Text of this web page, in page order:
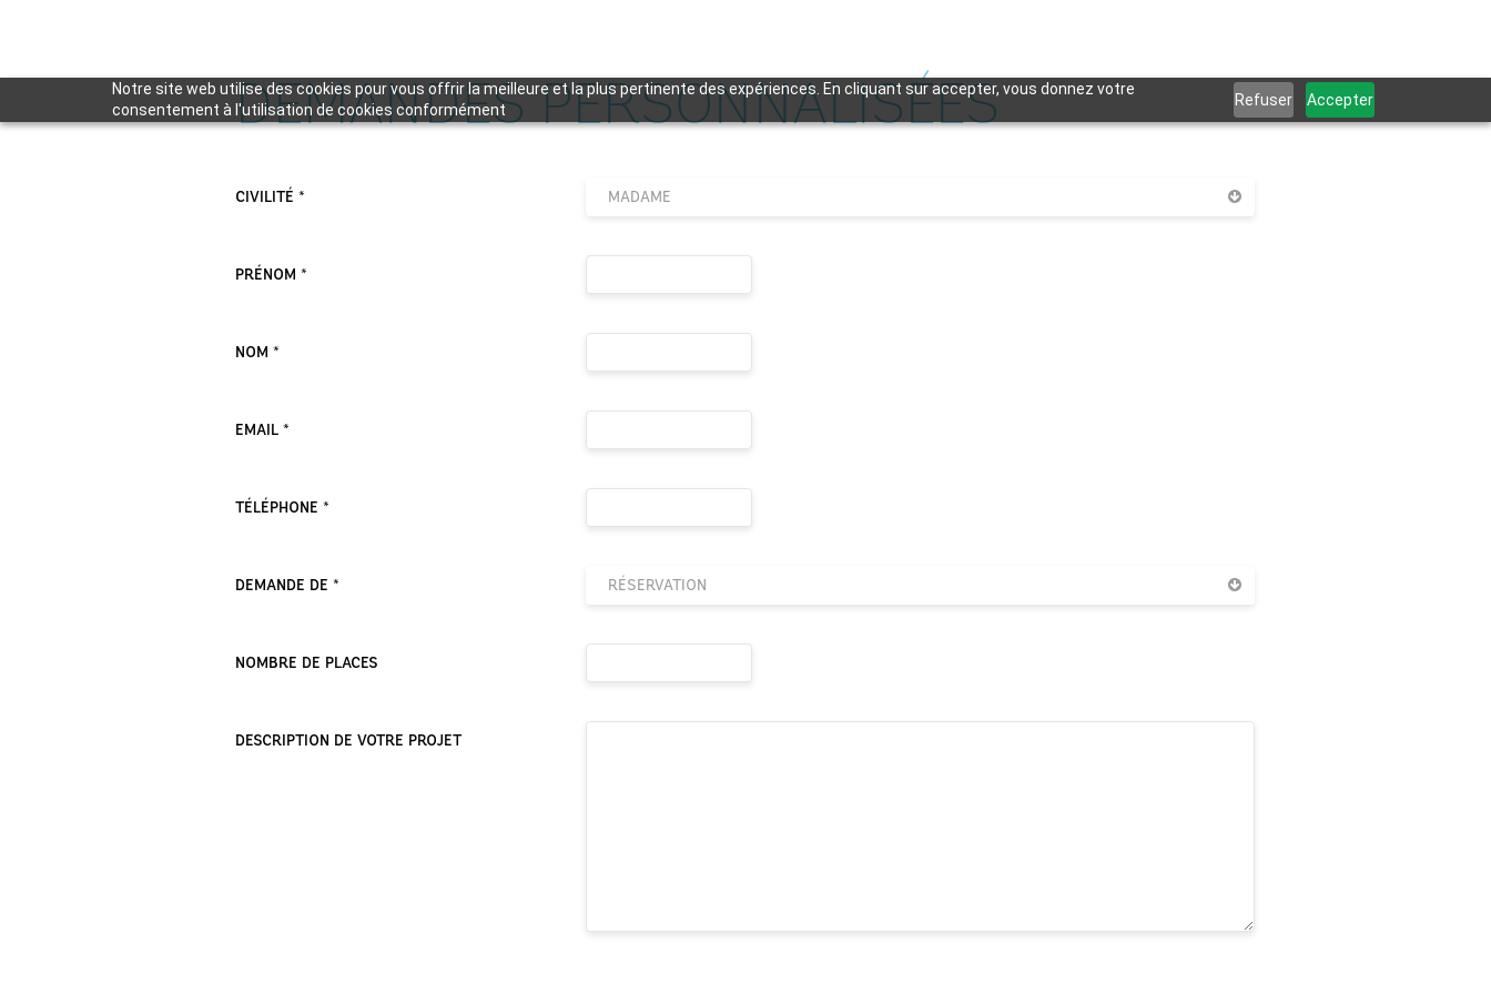
Notre site web utilise des cookies pour vous offrir la meilleure et la plus pertinente des expériences. En cliquant sur accepter, vous donnez votre
consentement à l'utilisation de cookies conformément
Refuser Accepter
DEMANDES PERSONNALISÉES
VEUILLEZ LAISSER CE CHAMP VIDE.
CIVILITÉ * MADAME
PRÉNOM *
NOM *
EMAIL *
TÉLÉPHONE *
DEMANDE DE * RÉSERVATION
NOMBRE DE PLACES
DESCRIPTION DE VOTRE PROJET